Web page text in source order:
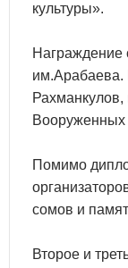
культуры».
Награждение
им.Арабаева.
Рахманкулов,
Вооруженных
Помимо
сомов и
Второе и